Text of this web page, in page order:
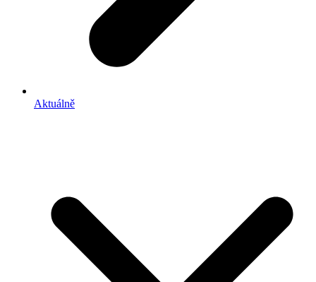
Aktuálně